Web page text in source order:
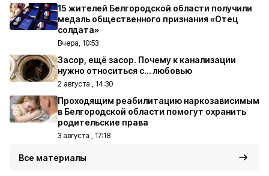
15 жителей Белгородской области получили
медаль общественного признания «Отец
солдата»
Вчера, 10:53
Засор, ещё засор. Почему к канализации
нужно относиться с… любовью
2 августа , 14:30
Проходящим реабилитацию наркозависимым
в Белгородской области помогут охранить
родительские права
3 августа , 17:18
Все материалы